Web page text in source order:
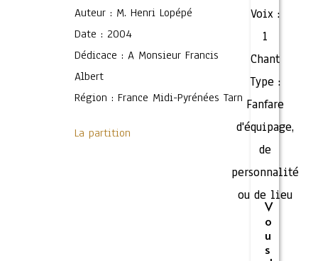
Auteur : M. Henri Lopépé
Date : 2004
Dédicace : A Monsieur Francis
Albert
Région : France Midi-Pyrénées Tarn
La partition
Voix :
1
Chant
Type :
Fanfare
d'équipage,
de
personnalité
ou de lieu
V
o
u
s